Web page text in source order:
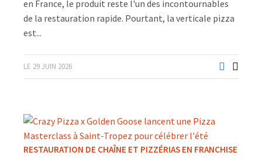
en France, le produit reste l'un des incontournables
de la restauration rapide. Pourtant, la verticale pizza
est...
LE 29 JUIN 2026
RESTAURATION DE CHAÎNE ET PIZZÉRIAS EN FRANCHISE